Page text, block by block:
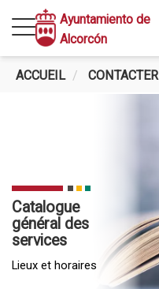
au
contenu
principal
Ayuntamiento de
Alcorcón
ACCUEIL CONTACTER
Catalogue
général des
services
Lieux et horaires